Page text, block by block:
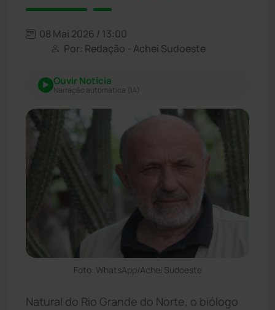
08 Mai 2026 / 13:00
Por: Redação - Achei Sudoeste
Ouvir Notícia
Narração automática (IA)
Foto: WhatsApp/Achei Sudoeste
Natural do Rio Grande do Norte, o biólogo